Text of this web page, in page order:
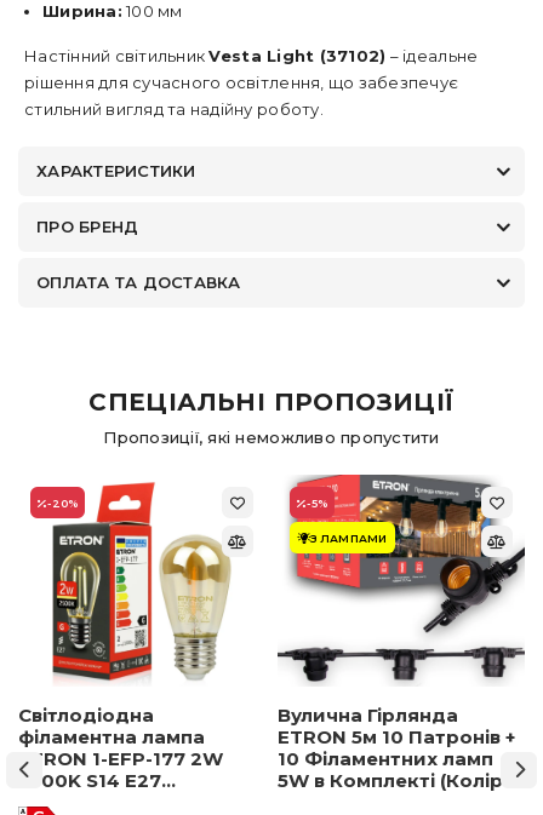
Ширина: 100 мм
Настінний світильникVesta Light (37102) – ідеальне
рішення для сучасного освітлення, що забезпечує
стильний вигляд та надійну роботу.
ХАРАКТЕРИСТИКИ
ПРО БРЕНД
ОПЛАТА ТА ДОСТАВКА
СПЕЦІАЛЬНІ ПРОПОЗИЦІЇ
Пропозиції, які неможливо пропустити
-20%
Світлодіодна
філаментна лампа
ETRON 1-EFP-177 2W
2500K S14 E27
позолочене скло
-5%
З ЛАМПАМИ
Вулична Гірлянда
ETRON 5м 10 Патронів +
10 Філаментних ламп
5W в Комплекті (Колір